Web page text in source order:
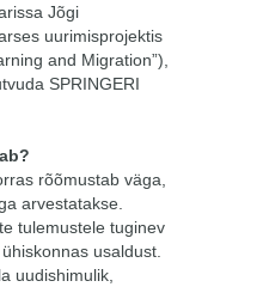
Jõgi
uurimisprojektis
and Migration”),
SPRINGERI
rõõmustab väga,
arvestatakse.
tulemustele tuginev
usaldust.
uudishimulik,